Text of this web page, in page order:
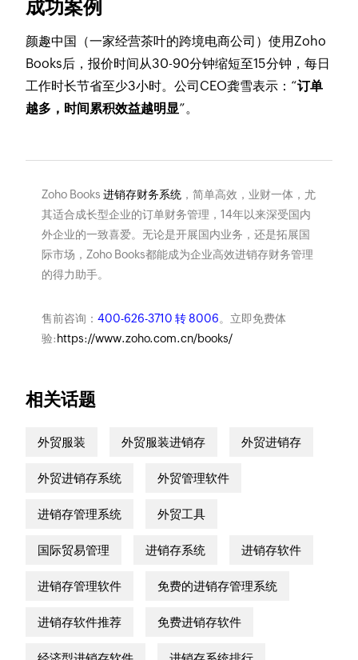
成功案例
颜趣中国（一家经营茶叶的跨境电商公司）使用Zoho
Books后，报价时间从30-90分钟缩短至15分钟，每日
工作时长节省至少3小时。公司CEO龚雪表示：“订单
越多，时间累积效益越明显”。
Zoho Books 进销存财务系统，简单高效，业财一体，尤
其适合成长型企业的订单财务管理，14年以来深受国内
外企业的一致喜爱。无论是开展国内业务，还是拓展国
际市场，Zoho Books都能成为企业高效进销存财务管理
的得力助手。
售前咨询： 400-626-3710 转 8006。立即免费体
验: https://www.zoho.com.cn/books/
相关话题
外贸服装 外贸服装进销存 外贸进销存
外贸进销存系统 外贸管理软件
进销存管理系统 外贸工具
国际贸易管理 进销存系统 进销存软件
进销存管理软件 免费的进销存管理系统
进销存软件推荐 免费进销存软件